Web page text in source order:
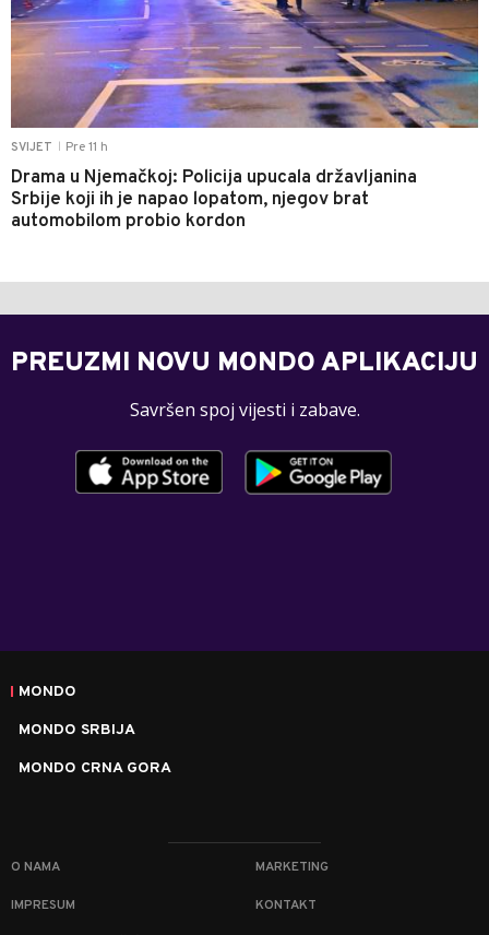
SVIJET Pre 11 h
Drama u Njemačkoj: Policija upucala državljanina
Srbije koji ih je napao lopatom, njegov brat
automobilom probio kordon
PREUZMI NOVU MONDO APLIKACIJU
Savršen spoj vijesti i zabave.
MONDO
MONDO SRBIJA
MONDO CRNA GORA
O NAMA MARKETING
IMPRESUM KONTAKT